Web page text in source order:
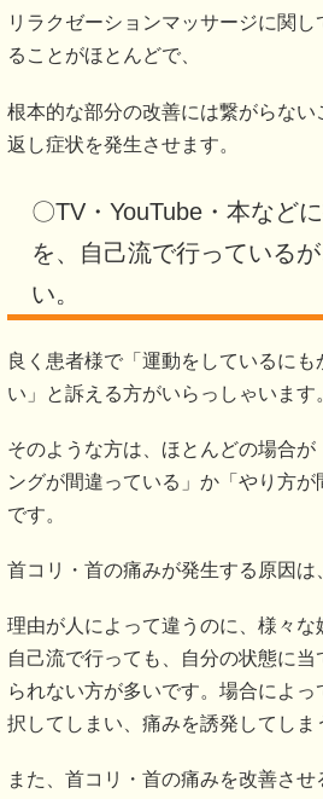
リラクゼーションマッサージに関
ることがほとんどで、
根本的な部分の改善には繋がらない
返し症状を発生させます。
〇TV・YouTube・本など
を、自己流で行っている
い。
良く患者様で「運動をしているに
い」と訴える方がいらっしゃいます
そのような方は、ほとんどの場合が
ングが間違っている」か「やり方
です。
首コリ・首の痛みが発生する原因は
理由が人によって違うのに、様々
自己流で行っても、自分の状態に
られない方が多いです。場合によ
択してしまい、痛みを誘発してしま
また、首コリ・首の痛みを改善さ